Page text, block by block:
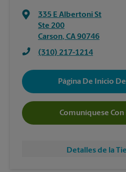
335 E Albertoni St
Ste 200
Carson, CA90746
(310) 217-1214
Página De Inicio
Comuníquese
Detalles de la